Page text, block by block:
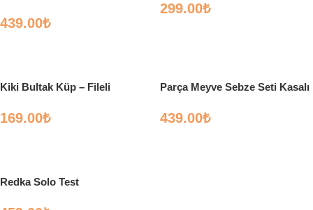
439.00₺
299.00₺
Kiki Bultak Küp – Fileli
169.00₺
Parça Meyve Sebze Seti Kasalı
439.00₺
Redka Solo Test